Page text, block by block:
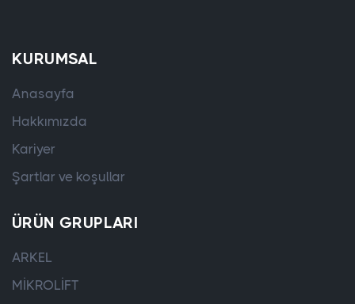
KURUMSAL
Anasayfa
Hakkımızda
Kariyer
Şartlar ve koşullar
ÜRÜN GRUPLARI
ARKEL
MİKROLİFT